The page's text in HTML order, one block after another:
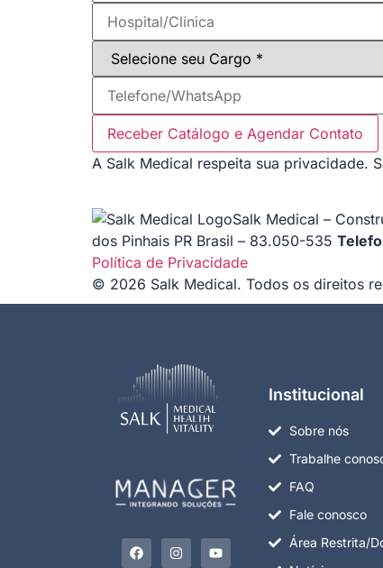
Receber Catálogo e Agendar Contato
A Salk Medical respeita sua privacidade.
Salk Medical –
dos Pinhais PR Brasil – 83.050-535
Política de Privacidade
© 2026 Salk Medical. Todos os direitos
Institucional
Sobre nós
Trabalhe
FAQ
Fale conosco
Área Restrita/